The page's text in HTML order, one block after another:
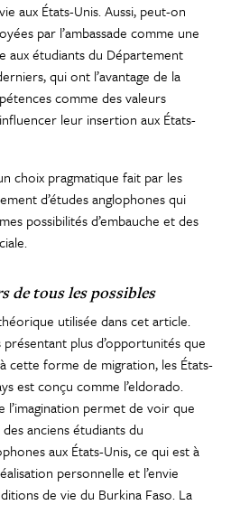
aux États-Unis. Aussi, peut-on
par l’ambassade comme une
aux étudiants du Département
qui ont l’avantage de la
comme des valeurs
leur insertion aux États-
choix pragmatique fait par les
d’études anglophones qui
possibilités d’embauche et des
de tous les possibles
utilisée dans cet article.
présentant plus d’opportunités que
cette forme de migration, les États-
est conçu comme l’eldorado.
l’imagination permet de voir que
anciens étudiants du
aux États-Unis, ce qui est à
personnelle et l’envie
de vie du Burkina Faso. La